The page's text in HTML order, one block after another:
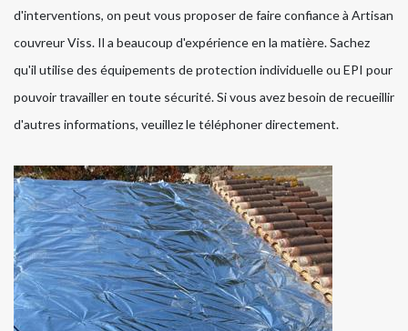
d'interventions, on peut vous proposer de faire confiance à Artisan
couvreur Viss. Il a beaucoup d'expérience en la matière. Sachez
qu'il utilise des équipements de protection individuelle ou EPI pour
pouvoir travailler en toute sécurité. Si vous avez besoin de recueillir
d'autres informations, veuillez le téléphoner directement.